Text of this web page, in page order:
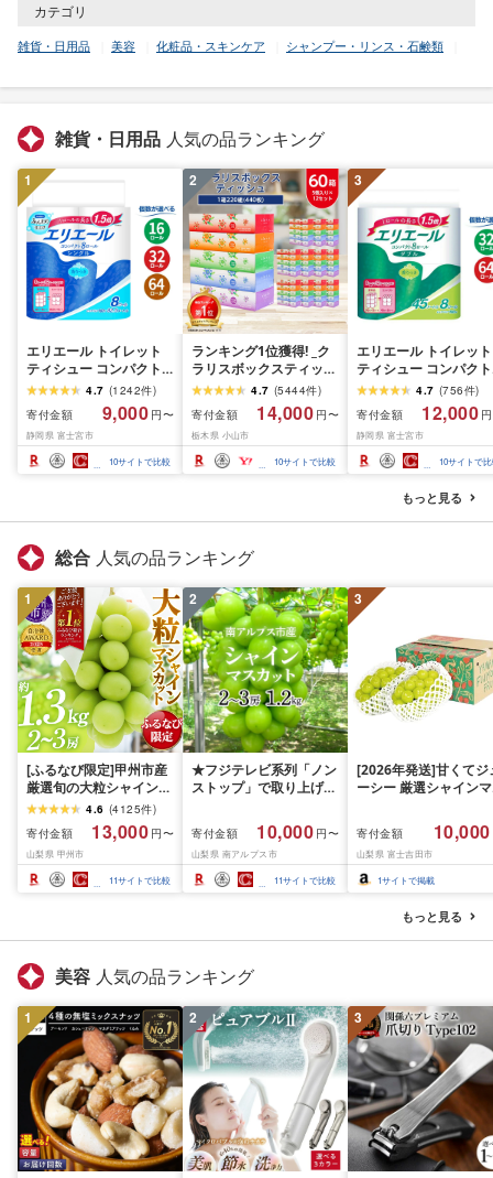
カテゴリ
雑貨・日用品 美容 化粧品・スキンケア シャンプー・リンス・石鹸類
雑貨・日用品 人気の品ランキング
1
エリエール トイレット
ティシュー コンパクト
シングル [個数が選べ
る:16・32・64 ロール]
1.5倍巻 82.5m トイレッ
トペーパー シングル パ
ルプ100% 香りつき 日用
品 消耗品 備蓄 ふるさと
4.7 (1242件)
寄付金額
9,000 円〜
静岡県 富士宮市
10サイトで比較
2
ランキング1位獲得! _ク
ラリスボックスティッシ
ュ60箱(1箱220組(440
枚))(5個入り×12セット)_
ティッシュ ティッシュ
ペーパー 日用品 常備品
生活用品 まとめ買い [配
送不可地域:離島・沖縄
4.7 (5444件)
寄付金額
14,000 円〜
栃木県 小山市
10サイトで比較
3
エリエール トイレット
ティシュー コンパクト
ダブル [選べるロール
数:32・64 ロール] 1.5
巻 45m トイレットペ
パー ダブル パルプ
香りつき 日用品 消耗
備蓄 ふるさと納税 ふ
さと 送料無料 静岡県
4.7 (756件)
寄付金額
12,000
静岡県 富士宮市
10サイトで
もっと見る
総合 人気の品ランキング
1
[ふるなび限定]甲州市産
厳選旬の大粒シャインマ
スカット 約1.3kg 2〜3
房[2026年発送]
(MG)B12-472 FN-
Limited-VO シャインマ
スカット フルーツ
4.6 (4125件)
寄付金額
13,000 円〜
山梨県 甲州市
11サイトで比較
2
★フジテレビ系列「ノン
ストップ」で取り上げら
先行予約]南アルプス市
産シャインマスカット
1.2kg以上(2〜3房)ふる
さと納税 おすすめ 山梨
県 南アルプス市 送料無
寄付金額 10,000 円〜
山梨県 南アルプス市
11サイトで比較
3
[2026年発送]甘くてジ
ーシー 厳選シャインマ
月前半(1〜15日)から
月下旬までの発送) フ
ーツ ぶどう 果物 山梨
産 2026 旬 大粒 高級
寄付金額 10,000
山梨県 富士吉田市
1サイトで掲載
もっと見る
美容 人気の品ランキング
1 2 3